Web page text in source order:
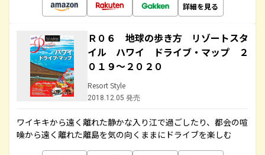
詳細を見る
Ｒ０６ 地球の歩き方 リゾートスタ
イル ハワイ ドライブ・マップ ２
０１９～２０２０
Resort Style
2018.12.05 発売
ワイキキから遠く離れた静かな入り江で過ごしたり、都会の喧
噪から遠く離れた離島を気の向くままにドライブを楽しむ